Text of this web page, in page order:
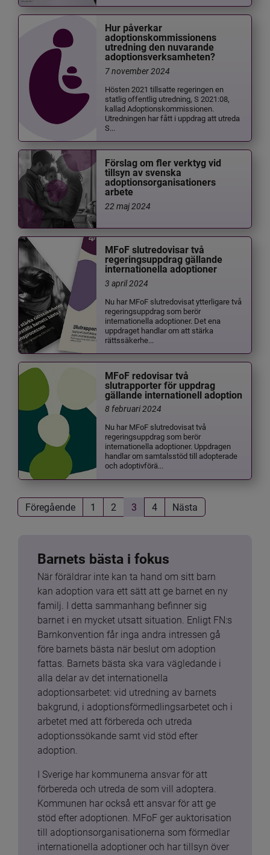
Hur påverkar
adoptionskommissionens
utredning den nuvarande
adoptionsverksamheten?
7 november 2024
Hösten 2021 tillsatte regeringen en
statlig offentlig utredning, S 2021:08,
kallad Adoptionskommissionen.
Utredningen har fått i uppdrag att utreda
S...
Förslag om fler verktyg vid
tillsyn av svenska
adoptionsorganisationers
arbete
22 maj 2024
MFoF slutredovisar två
regeringsuppdrag gällande
internationella adoptioner
3 april 2024
Nu har MFoF slutredovisat ytterligare två
regeringsuppdrag som berör
internationella adoptioner. Det ena
uppdraget handlar om att stärka
rättssäkerhe...
MFoF redovisar två
slutrapporter för uppdrag
gällande internationell adoption
8 februari 2024
Nu har MFoF slutredovisat två
regeringsuppdrag som berör
internationella adoptioner. Uppdragen
handlar om samtalsstöd till adopterade
och adoptivförä...
Föregående 1 2 3 4 Nästa
Barnets bästa i fokus
När föräldrar inte kan ta hand om sitt barn
kan adoption vara ett sätt att ge barnet en ny
familj. I detta sammanhang befinner sig
barnet i en mycket utsatt situation. Enligt FN:s
Barnkonvention får inga andra intressen gå
före barnets bästa när beslut om adoption
fattas. Barnets bästa ska vara vägledande i
alla delar av det internationella
adoptionsarbetet: vid utredning av barnets
bakgrund, i adoptionsförmedlingsarbetet och i
arbetet med att förbereda och utreda
adoptionssökande samt vid stöd efter
adoption.
I Sverige har kommunerna ansvar för att
förbereda och utreda de som vill adoptera.
Kommunen har också ett ansvar för att ge
stöd efter adoptionen. MFoF ger auktorisation
till adoptionsorganisationerna som förmedlar
internationella adoptioner och har tillsyn över